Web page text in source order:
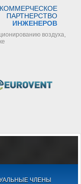
ПАРТНЕРСТВО
ИНЖЕНЕРОВ
воздуха,
ЧЛЕНЫ